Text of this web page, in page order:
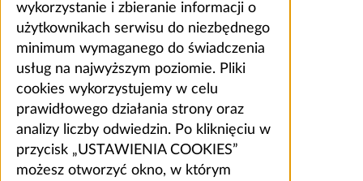
wykorzystanie i zbieranie informacji o
użytkownikach serwisu do niezbędnego
minimum wymaganego do świadczenia
usług na najwyższym poziomie. Pliki
cookies wykorzystujemy w celu
prawidłowego działania strony oraz
analizy liczby odwiedzin. Po kliknięciu w
przycisk „USTAWIENIA COOKIES”
możesz otworzyć okno, w którym